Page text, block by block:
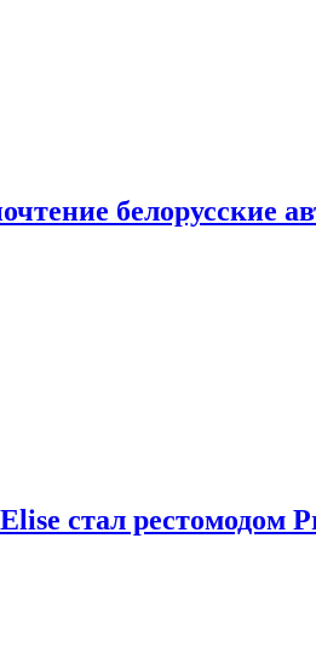
белорусские
стал рестомодом